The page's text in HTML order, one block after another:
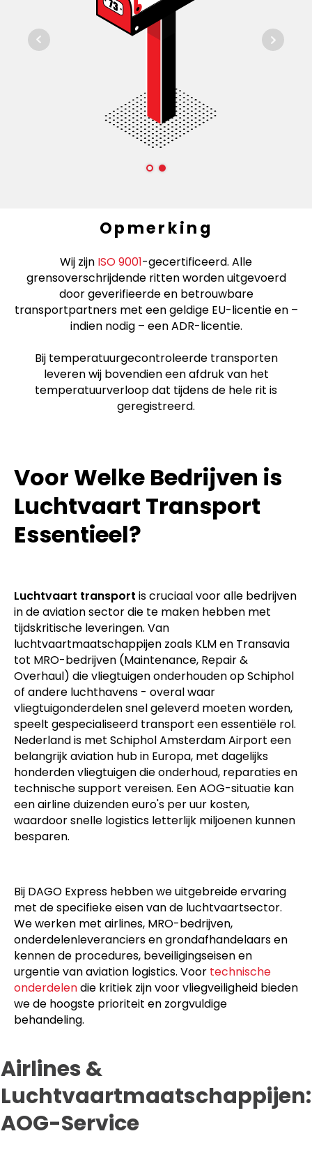
Opmerking
Wij zijn ISO 9001-gecertificeerd. Alle
grensoverschrijdende ritten worden uitgevoerd
door geverifieerde en betrouwbare
transportpartners met een geldige EU-licentie en –
indien nodig – een ADR-licentie.
Bij temperatuurgecontroleerde transporten
leveren wij bovendien een afdruk van het
temperatuurverloop dat tijdens de hele rit is
geregistreerd.
Voor Welke Bedrijven is
Luchtvaart Transport
Essentieel?
Luchtvaart transport is cruciaal voor alle bedrijven
in de aviation sector die te maken hebben met
tijdskritische leveringen. Van
luchtvaartmaatschappijen zoals KLM en Transavia
tot MRO-bedrijven (Maintenance, Repair &
Overhaul) die vliegtuigen onderhouden op Schiphol
of andere luchthavens - overal waar
vliegtuigonderdelen snel geleverd moeten worden,
speelt gespecialiseerd transport een essentiële rol.
Nederland is met Schiphol Amsterdam Airport een
belangrijk aviation hub in Europa, met dagelijks
honderden vliegtuigen die onderhoud, reparaties en
technische support vereisen. Een AOG-situatie kan
een airline duizenden euro's per uur kosten,
waardoor snelle logistics letterlijk miljoenen kunnen
besparen.
Bij DAGO Express hebben we uitgebreide ervaring
met de specifieke eisen van de luchtvaartsector.
We werken met airlines, MRO-bedrijven,
onderdelenleveranciers en grondafhandelaars en
kennen de procedures, beveiligingseisen en
urgentie van aviation logistics. Voor technische
onderdelendie kritiek zijn voor vliegveiligheid bieden
we de hoogste prioriteit en zorgvuldige
behandeling.
Airlines &
Luchtvaartmaatschappijen:
AOG-Service